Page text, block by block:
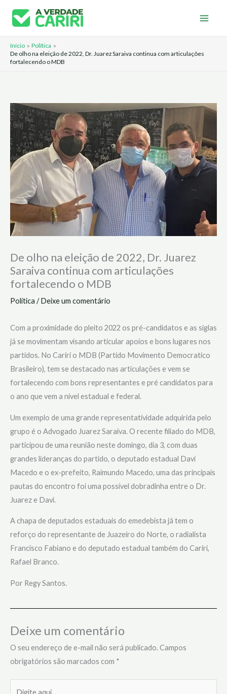
para
conteúdo
Início
Política
De olho na eleição de 2022, Dr. Juarez Saraiva continua com articulações
fortalecendo o MDB
De olho na eleição de 2022, Dr. Juarez
Saraiva continua com articulações
fortalecendo o MDB
Política /Deixe um comentário
Com a proximidade do pleito 2022 os pré-candidatos e as siglas
já se movimentam visando articular apoios e bons lugares nos
partidos. No Cariri o MDB (Partido Movimento Democratico
Brasileiro), tem se destacado nas articulações e vem se
fortalecendo com bons representantes e pré candidatos para
o ano que vem a nível estadual e federal.
Um exemplo de uma grande representatividade adquirida pelo
grupo é o Advogado Juarez Saraiva. O recente filiado do MDB,
participou de uma reunião neste domingo, dia 3, com duas
grandes lideranças do partido, o deputado estadual Davi
Macedo e o ex-prefeito, Raimundo Macedo, uma das principais
pautas do encontro foi uma possível dobradinha entre o Dr.
Juarez e Davi.
A chapa de deputados estaduais do emedebista já tem o
reforço do representante de Juazeiro do Norte, o radialista
Francisco Fabiano e do deputado estadual também do Cariri,
Rafael Branco.
Por Regy Santos.
Deixe um comentário
O seu endereço de e-mail não será publicado.Campos
obrigatórios são marcados com *